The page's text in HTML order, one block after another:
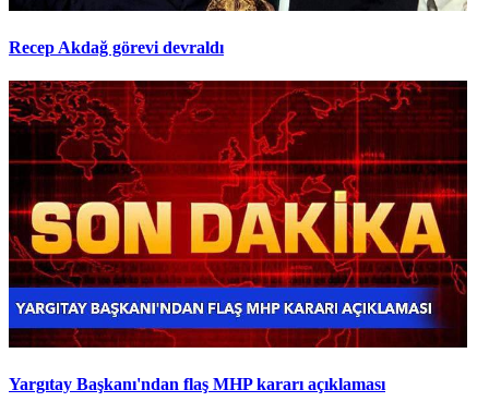
Recep Akdağ görevi devraldı
Yargıtay Başkanı'ndan flaş MHP kararı açıklaması